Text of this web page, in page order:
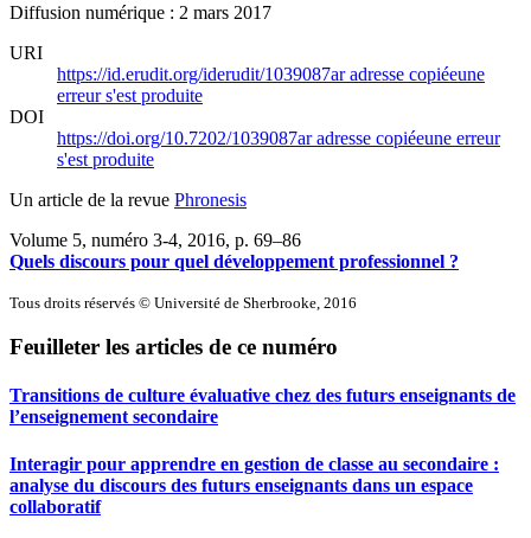
Diffusion numérique : 2 mars 2017
URI
https://id.erudit.org/iderudit/1039087aradresse copiéeune
erreur s'est produite
DOI
https://doi.org/10.7202/1039087aradresse copiéeune erreur
s'est produite
Un article de la revue Phronesis
Volume 5, numéro 3-4, 2016, p. 69–86
Quels discours pour quel développement professionnel ?
Tous droits réservés © Université de Sherbrooke, 2016
Feuilleter les articles de ce numéro
Transitions de culture évaluative chez des futurs enseignants de
l’enseignement secondaire
Interagir pour apprendre en gestion de classe au secondaire :
analyse du discours des futurs enseignants dans un espace
collaboratif